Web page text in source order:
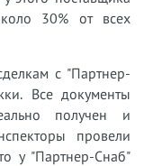
30% от всех
с "Партнер-
Все документы
получен и
провели
у "Партнер-Снаб"